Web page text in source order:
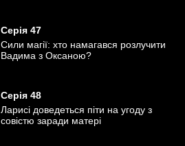
Серія 47
Сили магії: хто намагався розлучити
Вадима з Оксаною?
Серія 48
Ларисі доведеться піти на угоду з
совістю заради матері